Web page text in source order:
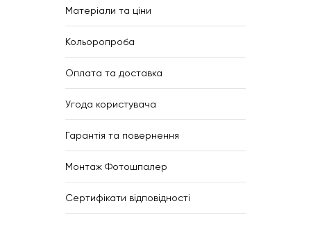
Матеріали та ціни
Кольоропроба
Оплата та доставка
Угода користувача
Гарантія та повернення
Монтаж Фотошпалер
Сертифікати відповідності